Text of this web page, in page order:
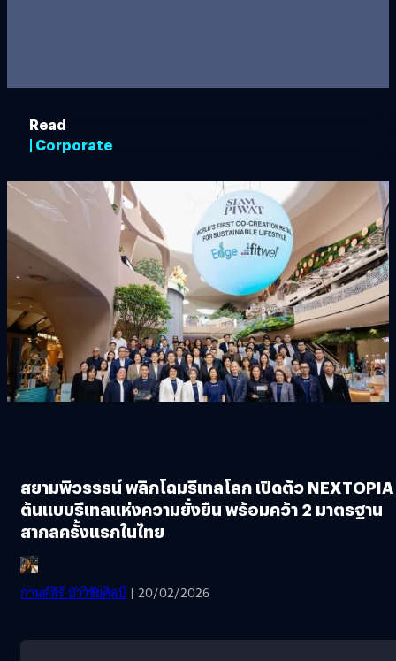
Read
| Corporate
สยามพิวรรธน์ พลิกโฉมรีเทลโลก เปิดตัว NEXTOPIA
ต้นแบบรีเทลแห่งความยั่งยืน พร้อมคว้า 2 มาตรฐาน
สากลครั้งแรกในไทย
กานต์สิรี บัววิชัยศิลป์ | 20/02/2026